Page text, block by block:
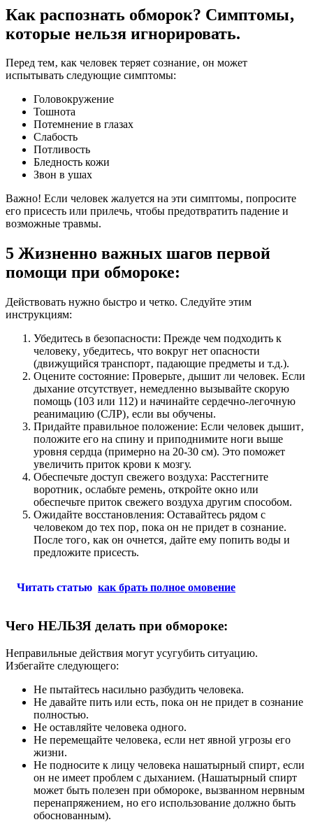
Как распознать обморок? Симптомы‚
которые нельзя игнорировать.
Перед тем‚ как человек теряет сознание‚ он может
испытывать следующие симптомы:
Головокружение
Тошнота
Потемнение в глазах
Слабость
Потливость
Бледность кожи
Звон в ушах
Важно! Если человек жалуется на эти симптомы‚ попросите
его присесть или прилечь‚ чтобы предотвратить падение и
возможные травмы.
5 Жизненно важных шагов первой
помощи при обмороке:
Действовать нужно быстро и четко. Следуйте этим
инструкциям:
Убедитесь в безопасности: Прежде чем подходить к
человеку‚ убедитесь‚ что вокруг нет опасности
(движущийся транспорт‚ падающие предметы и т.д.).
Оцените состояние: Проверьте‚ дышит ли человек. Если
дыхание отсутствует‚ немедленно вызывайте скорую
помощь (103 или 112) и начинайте сердечно-легочную
реанимацию (СЛР)‚ если вы обучены.
Придайте правильное положение: Если человек дышит‚
положите его на спину и приподнимите ноги выше
уровня сердца (примерно на 20-30 см). Это поможет
увеличить приток крови к мозгу.
Обеспечьте доступ свежего воздуха: Расстегните
воротник‚ ослабьте ремень‚ откройте окно или
обеспечьте приток свежего воздуха другим способом.
Ожидайте восстановления: Оставайтесь рядом с
человеком до тех пор‚ пока он не придет в сознание.
После того‚ как он очнется‚ дайте ему попить воды и
предложите присесть.
Читать статью как брать полное омовение
Чего НЕЛЬЗЯ делать при обмороке:
Неправильные действия могут усугубить ситуацию.
Избегайте следующего:
Не пытайтесь насильно разбудить человека.
Не давайте пить или есть‚ пока он не придет в сознание
полностью.
Не оставляйте человека одного.
Не перемещайте человека‚ если нет явной угрозы его
жизни.
Не подносите к лицу человека нашатырный спирт‚ если
он не имеет проблем с дыханием. (Нашатырный спирт
может быть полезен при обмороке‚ вызванном нервным
перенапряжением‚ но его использование должно быть
обоснованным).